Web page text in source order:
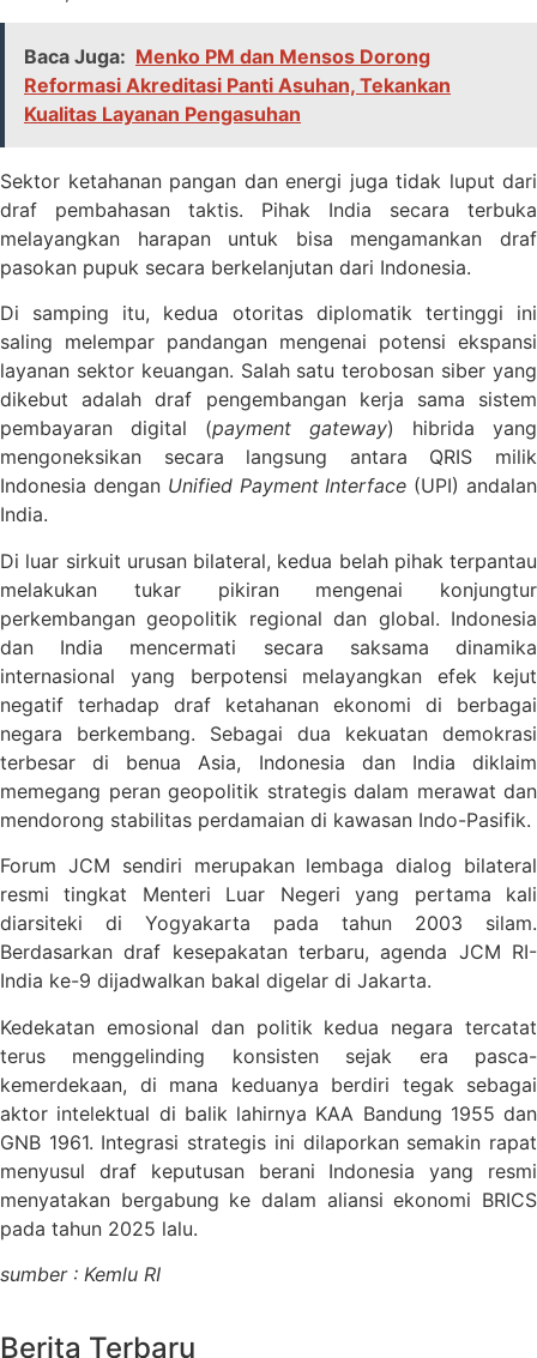
Baca Juga: Menko PM dan Mensos Dorong
Reformasi Akreditasi Panti Asuhan, Tekankan
Kualitas Layanan Pengasuhan
Sektor ketahanan pangan dan energi juga tidak luput dari
draf pembahasan taktis. Pihak India secara terbuka
melayangkan harapan untuk bisa mengamankan draf
pasokan pupuk secara berkelanjutan dari Indonesia.
Di samping itu, kedua otoritas diplomatik tertinggi ini
saling melempar pandangan mengenai potensi ekspansi
layanan sektor keuangan. Salah satu terobosan siber yang
dikebut adalah draf pengembangan kerja sama sistem
pembayaran digital (payment gateway) hibrida yang
mengoneksikan secara langsung antara QRIS milik
Indonesia dengan Unified Payment Interface (UPI) andalan
India.
Di luar sirkuit urusan bilateral, kedua belah pihak terpantau
melakukan tukar pikiran mengenai konjungtur
perkembangan geopolitik regional dan global. Indonesia
dan India mencermati secara saksama dinamika
internasional yang berpotensi melayangkan efek kejut
negatif terhadap draf ketahanan ekonomi di berbagai
negara berkembang. Sebagai dua kekuatan demokrasi
terbesar di benua Asia, Indonesia dan India diklaim
memegang peran geopolitik strategis dalam merawat dan
mendorong stabilitas perdamaian di kawasan Indo-Pasifik.
Forum JCM sendiri merupakan lembaga dialog bilateral
resmi tingkat Menteri Luar Negeri yang pertama kali
diarsiteki di Yogyakarta pada tahun 2003 silam.
Berdasarkan draf kesepakatan terbaru, agenda JCM RI-
India ke-9 dijadwalkan bakal digelar di Jakarta.
Kedekatan emosional dan politik kedua negara tercatat
terus menggelinding konsisten sejak era pasca-
kemerdekaan, di mana keduanya berdiri tegak sebagai
aktor intelektual di balik lahirnya KAA Bandung 1955 dan
GNB 1961. Integrasi strategis ini dilaporkan semakin rapat
menyusul draf keputusan berani Indonesia yang resmi
menyatakan bergabung ke dalam aliansi ekonomi BRICS
pada tahun 2025 lalu.
sumber : Kemlu RI
Berita Terbaru